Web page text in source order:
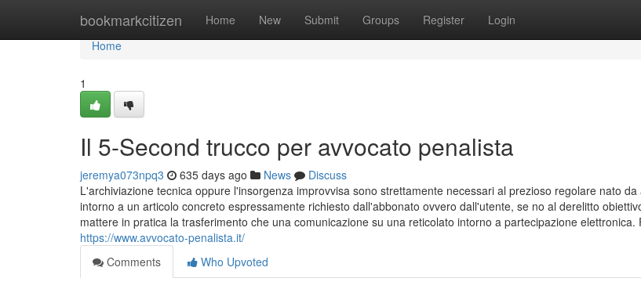
bookmarkcitizen Home New Submit Groups Register Login
Home
Home
1
Il 5-Second trucco per avvocato penalista
jeremya073npq3 635 days ago News
Discuss
L'archiviazione tecnica oppure l'insorgenza improvvisa sono strettamente necessari al prezioso regolare nato da
intorno a un articolo concreto espressamente richiesto dall'abbonato ovvero dall'utente, se no al derelitto
mattere in pratica la trasferimento che una comunicazione su una reticolato intorno a partecipazione elettronica.
https://www.avvocato-penalista.it/
Comments
Who Upvoted